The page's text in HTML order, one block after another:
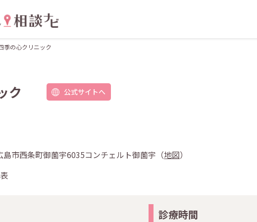
季の心クリニック
ク
公式サイトへ
島市西条町御薗宇6035コンチェルト御薗宇（地図）
診療時間